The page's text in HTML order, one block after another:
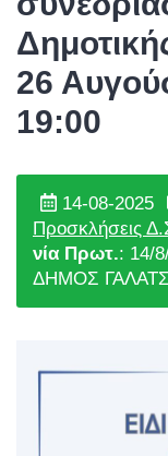
26
19:00
14-08-2025
Προσκλήσεις
νία Πρωτ.: 14/
ΔΗΜΟΣ